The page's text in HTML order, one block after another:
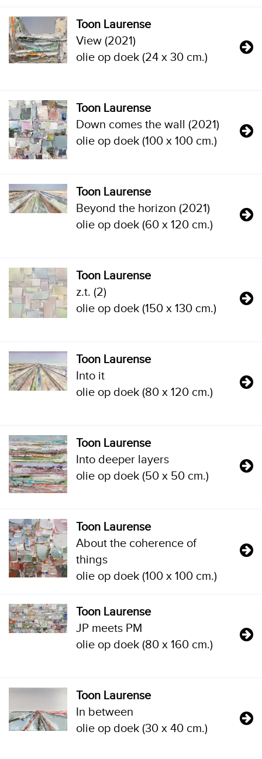
Toon Laurense
View (2021)
olie op doek (24 x 30 cm.)
Toon Laurense
Down comes the wall (2021)
olie op doek (100 x 100 cm.)
Toon Laurense
Beyond the horizon (2021)
olie op doek (60 x 120 cm.)
Toon Laurense
z.t. (2)
olie op doek (150 x 130 cm.)
Toon Laurense
Into it
olie op doek (80 x 120 cm.)
Toon Laurense
Into deeper layers
olie op doek (50 x 50 cm.)
Toon Laurense
About the coherence of
things
olie op doek (100 x 100 cm.)
Toon Laurense
JP meets PM
olie op doek (80 x 160 cm.)
Toon Laurense
In between
olie op doek (30 x 40 cm.)